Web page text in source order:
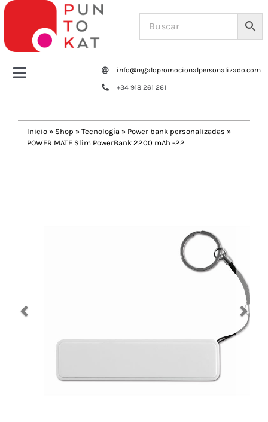
Saltar
contenido
Toggle
Tazas y botellas
Navidad 🎄 Invierno
Más Regalos
info@regalopromocionalpersonalizado.com
+34 918 261 261
Inicio » Shop » Tecnología » Power bank personalizadas »
POWER MATE Slim PowerBank 2200 mAh -22